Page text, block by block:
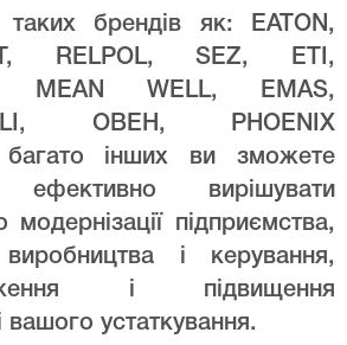
брендів як: EATON,
RELPOL, SEZ, ETI,
MEAN WELL, EMAS,
ОВЕН, PHOENIX
багато інших ви зможете
ефективно вирішувати
підприємства,
виробництва і керування,
і підвищення
вашого устаткування.